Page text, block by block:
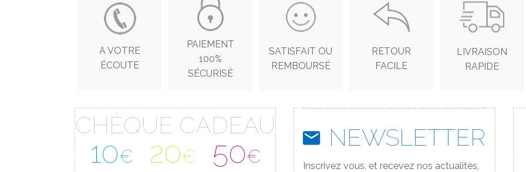
A VOTRE
ÉCOUTE
PAIEMENT
100%
SÉCURISÉ
SATISFAIT OU
REMBOURSÉ
RETOUR
FACILE
LIVRAISON
RAPIDE
CHÈQUE CADEAU
10€ 20€ 50€
NEWSLETTER
Inscrivez vous, et recevez nos actualités,